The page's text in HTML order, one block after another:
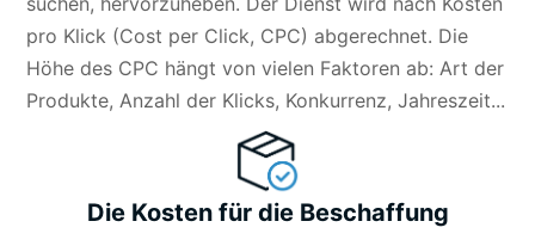
pro Klick (Cost per Click, CPC) abgerechnet. Die
Höhe des CPC hängt von vielen Faktoren ab: Art der
Produkte, Anzahl der Klicks, Konkurrenz, Jahreszeit...
Die Kosten für die Beschaffung